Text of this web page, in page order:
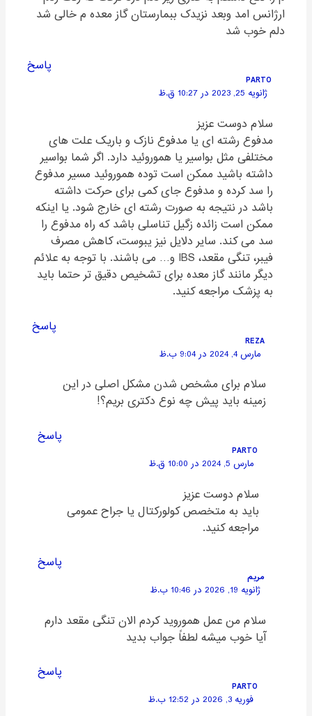
ارژانس امد وبعد نزیدک ببمارستان گاز معده م خالی شد
دلم خوب شد
پاسخ
PARTO
ژانویه 25, 2023 در 10:27 ق.ظ
سلام دوست عزیز
مدفوع رشته ای یا مدفوع نازک و باریک علت های
مختلفی مثل بواسیر یا هموروئید دارد. اگر شما بواسیر
داشته باشید ممکن است توده هموروئید مسیر مدفوع
را سد کرده و مدفوع جای کمی برای حرکت داشته
باشد در نتیجه به صورت رشته ای خارج شود. یا اینکه
ممکن است زائده زگیل تناسلی باشد که راه مدفوع را
سد می کند. سایر دلایل نیز یبوست، کاهش مصرف
فیبر، تنگی مقعد، IBS و… می باشند. با توجه به علائم
دیگر مانند گاز معده برای تشخیص دقیق تر حتما باید
به پزشک مراجعه کنید.
پاسخ
REZA
مارس 4, 2024 در 9:04 ب.ظ
سلام برای مشخص شدن مشکل اصلی در این
زمینه باید پیش چه نوع دکتری بریم؟!
پاسخ
PARTO
مارس 5, 2024 در 10:00 ق.ظ
سلام دوست عزیز
باید به متخصص کولورکتال یا جراح عمومی
مراجعه کنید.
پاسخ
مریم
ژانویه 19, 2026 در 10:46 ب.ظ
سلام من عمل هموروید کردم الان تنگی مقعد دارم
آیا خوب میشه لطفاً جواب بدید
پاسخ
PARTO
فوریه 3, 2026 در 12:52 ب.ظ